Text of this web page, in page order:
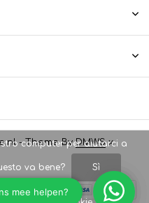
- Theme ByDMWSx
computer per aiutarci a
va bene? Sì